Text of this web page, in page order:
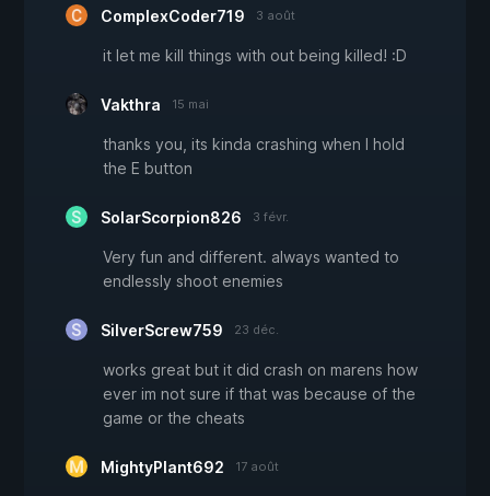
ComplexCoder719 3 août
it let me kill things with out being killed! :D
Vakthra 15 mai
thanks you, its kinda crashing when I hold
the E button
SolarScorpion826 3 févr.
Very fun and different. always wanted to
endlessly shoot enemies
SilverScrew759 23 déc.
works great but it did crash on marens how
ever im not sure if that was because of the
game or the cheats
MightyPlant692 17 août